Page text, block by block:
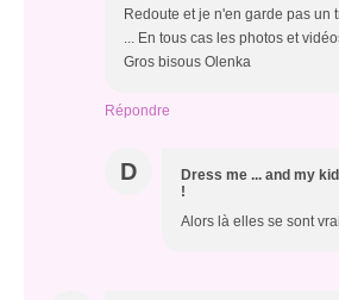
Redoute et je n'en garde pas un
... En tous cas les photos et
Gros bisous Olenka
Répondre
D
Dress me ... and my
!
Alors là elles se sont